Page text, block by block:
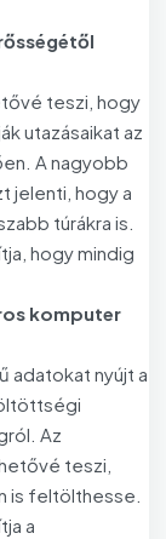
teszi, hogy
utazásaikat az
A nagyobb
jelenti, hogy a
túrákra is.
hogy mindig
komputer
adatokat nyújt a
Az
teszi,
is feltölthesse.
a